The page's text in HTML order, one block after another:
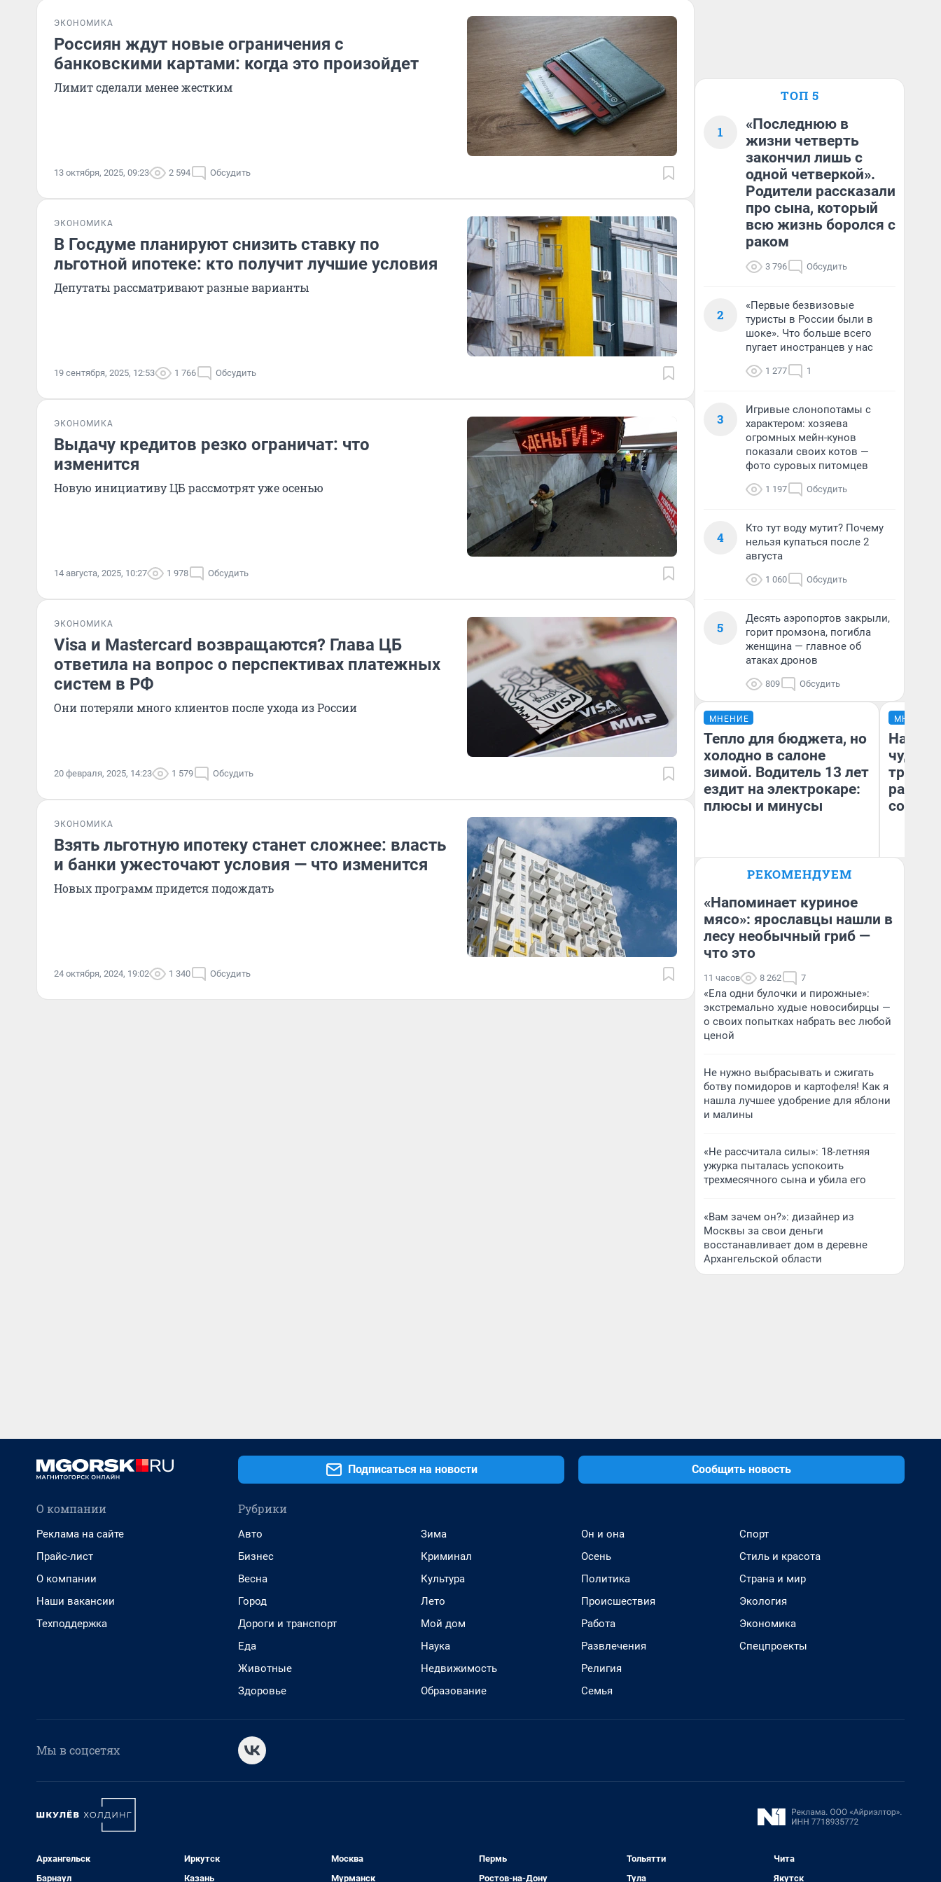
ЭКОНОМИКА
Россиян ждут новые ограничения с
банковскими картами: когда это произойдет
Лимит сделали менее жестким
13 октября, 2025, 09:23 2 594 Обсудить
ЭКОНОМИКА
В Госдуме планируют снизить ставку по
льготной ипотеке: кто получит лучшие условия
Депутаты рассматривают разные варианты
19 сентября, 2025, 12:53 1 766 Обсудить
ЭКОНОМИКА
Выдачу кредитов резко ограничат: что
изменится
Новую инициативу ЦБ рассмотрят уже осенью
14 августа, 2025, 10:27 1 978 Обсудить
ЭКОНОМИКА
Visa и Mastercard возвращаются? Глава ЦБ
ответила на вопрос о перспективах платежных
систем в РФ
Они потеряли много клиентов после ухода из России
20 февраля, 2025, 14:23 1 579 Обсудить
ЭКОНОМИКА
Взять льготную ипотеку станет сложнее: власть
и банки ужесточают условия — что изменится
Новых программ придется подождать
24 октября, 2024, 19:02 1 340 Обсудить
ТОП 5
1
«Последнюю в
жизни четверть
закончил лишь с
одной четверкой».
Родители рассказали
про сына, который
всю жизнь боролся с
раком
3 796 Обсудить
2
«Первые безвизовые
туристы в России были в
шоке». Что больше всего
пугает иностранцев у нас
1 277 1
3
Игривые слонопотамы с
характером: хозяева
огромных мейн-кунов
показали своих котов —
фото суровых питомцев
1 197 Обсудить
4
Кто тут воду мутит? Почему
нельзя купаться после 2
августа
1 060 Обсудить
5
Десять аэропортов закрыли,
горит промзона, погибла
женщина — главное об
атаках дронов
809 Обсудить
МНЕНИЕ
Тепло для бюджета, но
холодно в салоне
зимой. Водитель 13 лет
ездит на электрокаре:
плюсы и минусы
Денис Дедюхин
МНЕНИЕ
чудом
РЕКОМЕНДУЕМ
«Напоминает куриное
мясо»: ярославцы нашли в
лесу необычный гриб —
что это
11 часов 8 262 7
«Ела одни булочки и пирожные»:
экстремально худые новосибирцы —
о своих попытках набрать вес любой
ценой
Не нужно выбрасывать и сжигать
ботву помидоров и картофеля! Как я
нашла лучшее удобрение для яблони
и малины
«Не рассчитала силы»: 18-летняя
ужурка пыталась успокоить
трехмесячного сына и убила его
«Вам зачем он?»: дизайнер из
Москвы за свои деньги
восстанавливает дом в деревне
Архангельской области
Подписаться на новости Сообщить новость
О компании
Реклама на сайте
Прайс-лист
О компании
Наши вакансии
Техподдержка
Рубрики
Авто
Бизнес
Весна
Город
Дороги и транспорт
Еда
Животные
Здоровье
Зима
Криминал
Культура
Лето
Мой дом
Наука
Недвижимость
Образование
Он и она
Осень
Политика
Происшествия
Работа
Развлечения
Религия
Семья
Спорт
Стиль и красота
Страна и мир
Экология
Экономика
Спецпроекты
Мы в соцсетях
Архангельск
Барнаул
Иркутск
Казань
Москва
Мурманск
Пермь
Ростов-на-Дону
Тольятти
Тула
Чита
Якутск